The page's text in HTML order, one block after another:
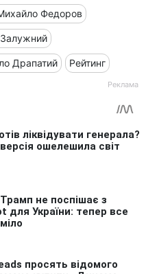
Федоров
Залужний
Драпатий Рейтинг